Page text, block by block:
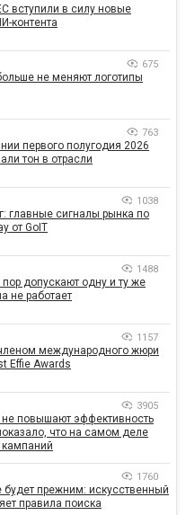
вступили в силу новые
контента
675
не меняют логотипы
763
первого полугодия 2026
тон в отрасли
1038
главные сигналы рынка по
от GoIT
1488
допускают одну и ту же
не работает
1157
международного жюри
Effie Awards
3905
повышают эффективность
что на самом деле
кампаний
1760
будет прежним: искусственный
правила поиска